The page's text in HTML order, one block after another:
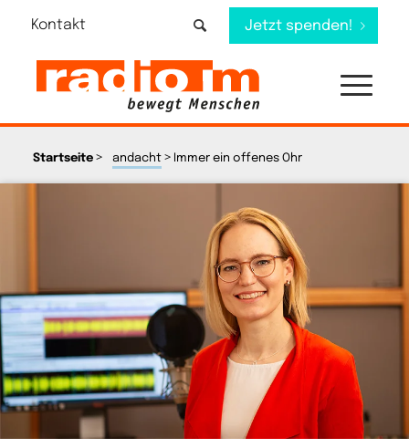
Kontakt Jetzt spenden!
Startseite> andacht> Immer ein offenes Ohr